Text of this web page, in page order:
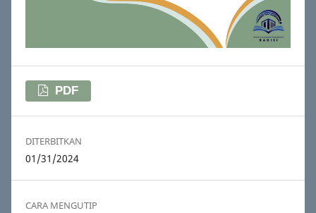
PDF
DITERBITKAN
01/31/2024
CARA MENGUTIP